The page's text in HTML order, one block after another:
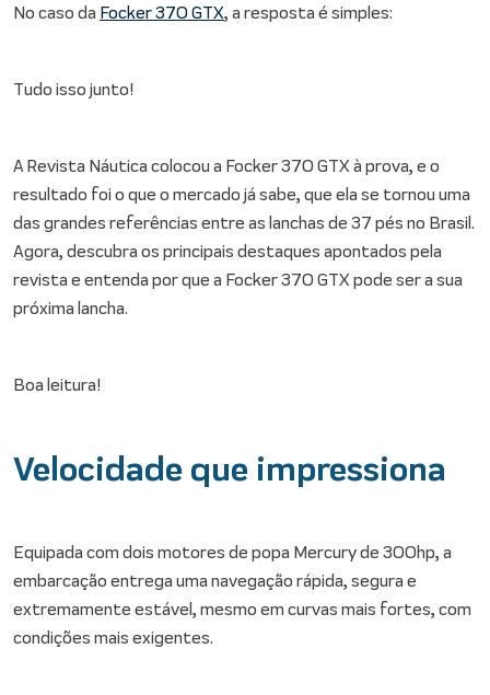
No caso da Focker 370 GTX, a resposta é simples:
Tudo isso junto!
A Revista Náutica colocou a Focker 370 GTX à prova, e o
resultado foi o que o mercado já sabe, que ela se tornou uma
das grandes referências entre as lanchas de 37 pés no Brasil.
Agora, descubra os principais destaques apontados pela
revista e entenda por que a Focker 370 GTX pode ser a sua
próxima lancha.
Boa leitura!
Velocidade que impressiona
Equipada com dois motores de popa Mercury de 300hp, a
embarcação entrega uma navegação rápida, segura e
extremamente estável, mesmo em curvas mais fortes, com
condições mais exigentes.